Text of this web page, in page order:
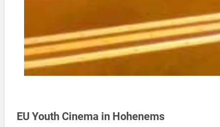
EU Youth Cinema in Hohenems